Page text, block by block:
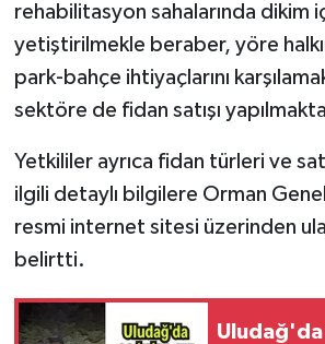
rehabilitasyon sahalarında dikim
yetiştirilmekle beraber, yöre
park-bahçe ihtiyaçlarını
sektöre de fidan satışı
Yetkililer ayrıca fidan türleri ve
ilgili detaylı bilgilere Orman
resmi internet sitesi üzerinden
belirtti.
Uludağ'da